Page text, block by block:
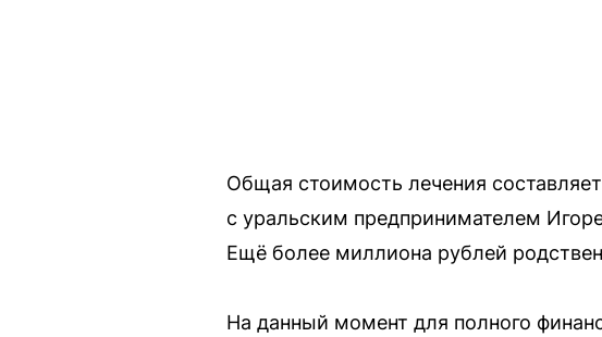
Общая стоимость лечения
с уральским предпринимателем
Ещё более миллиона рублей
На данный момент для полного